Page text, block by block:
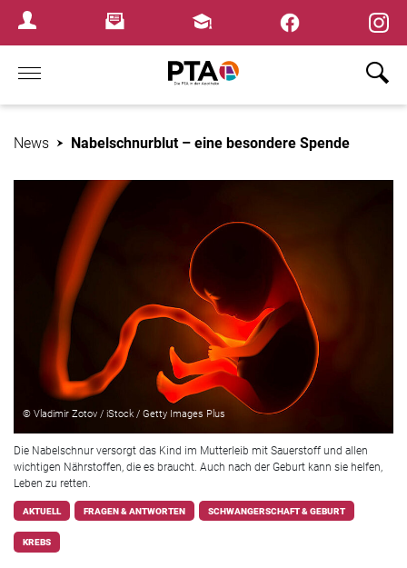
Login MenuNewsletterFortbildungen
Home
News Nabelschnurblut – eine besondere Spende
© Vladimir Zotov / iStock / Getty Images Plus
Die Nabelschnur versorgt das Kind im Mutterleib mit Sauerstoff und allen
wichtigen Nährstoffen, die es braucht. Auch nach der Geburt kann sie helfen,
Leben zu retten.
AKTUELL FRAGEN & ANTWORTEN SCHWANGERSCHAFT & GEBURT
KREBS
×